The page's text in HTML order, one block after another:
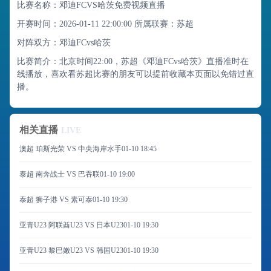
比赛名称：邓迪FCVS哈茨免费视频直播
开赛时间：2026-01-11 22:00:00 所属联赛： 苏超
对阵双方：邓迪FCvs哈茨
比赛简介：北京时间22:00，苏超《邓迪FCvs哈茨》直播准时在
线播放，喜欢看苏超比赛的朋友可以提前收藏本页面以免错过直
播。
相关直播 LIVE
澳超 珀斯光荣 VS 中央海岸水手01-10 18:45
泰超 南奔战士 VS 巴吞联01-10 19:00
泰超 狮子港 VS 素可泰01-10 19:30
亚青U23 阿联酋U23 VS 日本U2301-10 19:30
亚青U23 黎巴嫩U23 VS 韩国U2301-10 19:30